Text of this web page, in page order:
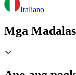
Italiano
Mga